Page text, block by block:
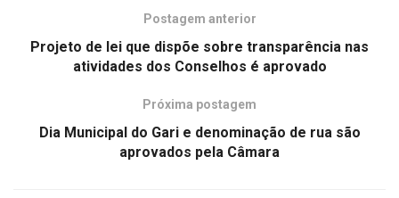
Postagem anterior
Projeto de lei que dispõe sobre transparência nas
atividades dos Conselhos é aprovado
Próxima postagem
Dia Municipal do Gari e denominação de rua são
aprovados pela Câmara